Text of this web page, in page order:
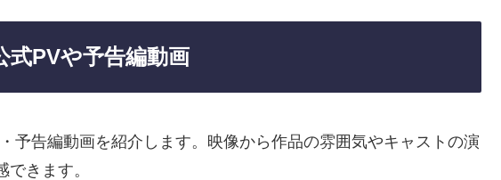
式PVや予告編動画
予告編動画を紹介します。映像から作品の雰囲気やキャストの演
きます。